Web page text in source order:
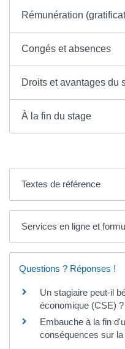
Rémunération
Congés et absences
Droits et avantages du
À la fin du stage
Textes de référence
Services en ligne et
Questions ? Réponses !
Un stagiaire peut-il
économique (CSE) ?
Embauche à la fin
conséquences sur